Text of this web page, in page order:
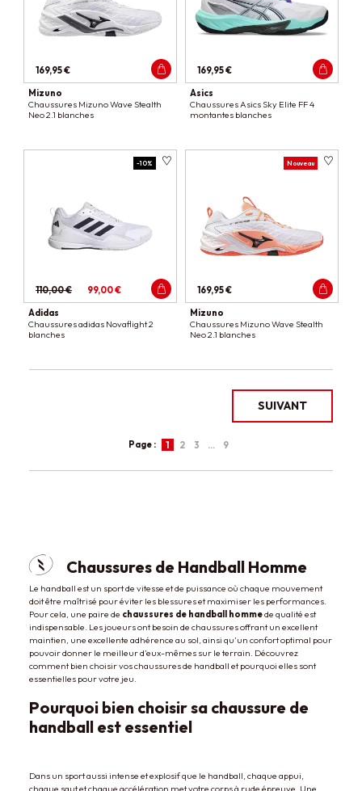
169,95 €
Mizuno
Chaussures Mizuno Wave Stealth
Neo 2.1 blanches
169,95 €
Asics
Chaussures Asics Sky Elite FF 4
montantes blanches
110,00 € 99,00 €
-10%
Adidas
Chaussures adidas Novaflight 2
blanches
169,95 €
Nouveau
Mizuno
Chaussures Mizuno Wave Stealth
Neo 2.1 blanches
SUIVANT
Page : 1 2 3 … 9
Chaussures de Handball Homme
Le handball est un sport de vitesse et de puissance où chaque mouvement
doit être maîtrisé pour éviter les blessures et maximiser les performances.
Pour cela, une paire de chaussures de handball hommede qualité est
indispensable. Les joueurs ont besoin de chaussures offrant un excellent
maintien, une excellente adhérence au sol, ainsi qu’un confort optimal pour
pouvoir donner le meilleur d’eux-mêmes sur le terrain. Découvrez
comment bien choisir vos chaussures de handball et pourquoi elles sont
essentielles pour votre jeu.
Pourquoi bien choisir sa chaussure de
handball est essentiel
Dans un sport aussi intense et explosif que le handball, chaque appui,